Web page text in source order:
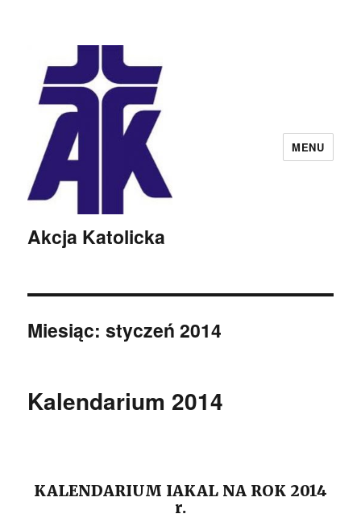
Akcja Katolicka
MENU
Miesiąc:styczeń 2014
Kalendarium 2014
KALENDARIUM IAKAL NA ROK 2014
r.